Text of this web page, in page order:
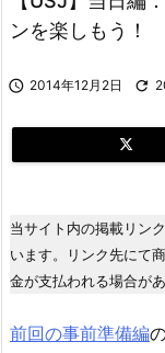
ンを楽しもう！
 2014年12月2日 
当サイト内の掲載リン
います。リンク先にて
金が支払われる場合があ
前回の事前準備編